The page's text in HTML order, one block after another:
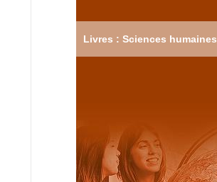
Livres : Sciences humaines